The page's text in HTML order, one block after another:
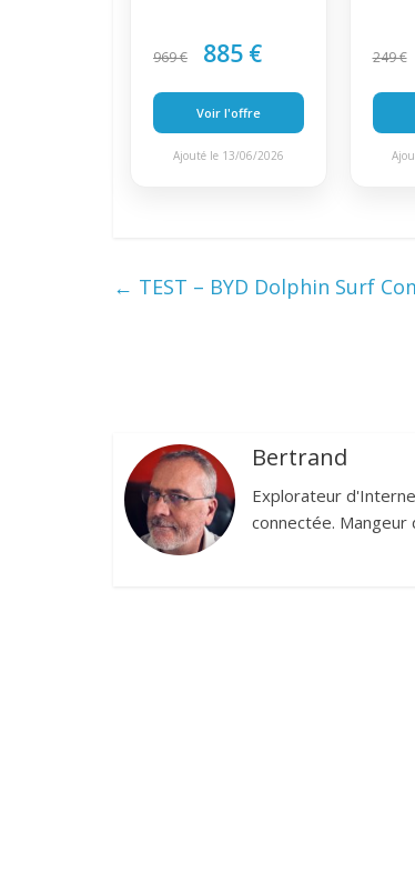
969 € 885 €
Voir l'offre
Ajouté le 13/06/2026
249 €
← TEST – BYD Dolphin Surf
Bertrand
Explorateur
connectée. Mangeur